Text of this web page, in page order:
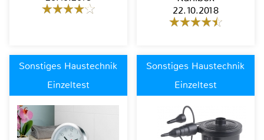
22.10.2018
Sonstiges Haustechnik
Einzeltest
Sonstiges Haustechnik
Einzeltest